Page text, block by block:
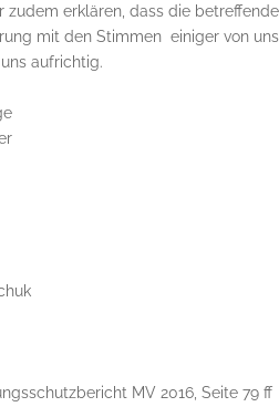
zudem erklären, dass die
mit den Stimmen einiger von
aufrichtig.
MV 2016, Seite 79 ff